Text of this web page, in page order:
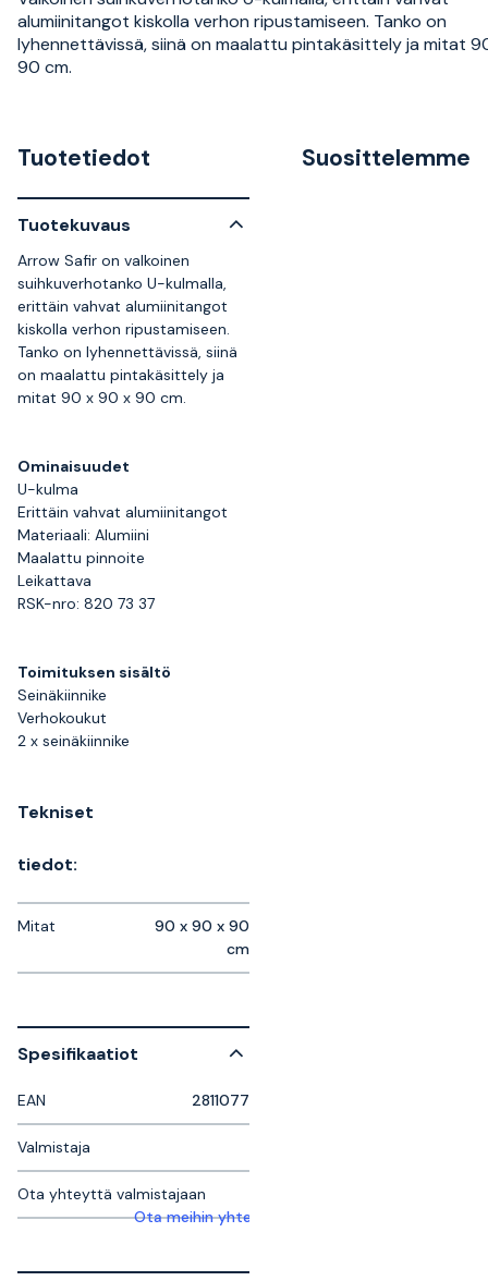
alumiinitangot kiskolla verhon ripustamiseen. Tanko on
lyhennettävissä, siinä on maalattu pintakäsittely ja mitat
90 cm.
Tuotetiedot
Tuotekuvaus
Arrow Safir on valkoinen
suihkuverhotanko U-kulmalla,
erittäin vahvat alumiinitangot
kiskolla verhon ripustamiseen.
Tanko on lyhennettävissä, siinä
on maalattu pintakäsittely ja
mitat 90 x 90 x 90 cm.
Ominaisuudet
U-kulma
Erittäin vahvat alumiinitangot
Materiaali: Alumiini
Maalattu pinnoite
Leikattava
RSK-nro: 820 73 37
Toimituksen sisältö
Seinäkiinnike
Verhokoukut
2 x seinäkiinnike
Tekniset
tiedot:
Mitat
90 x 90 x 90
cm
Spesifikaatiot
EAN 2811077
Valmistaja
Ota yhteyttä valmistajaan
Ota meihin yhteyttä saadaksesi lisätietoja
Suosittelemme